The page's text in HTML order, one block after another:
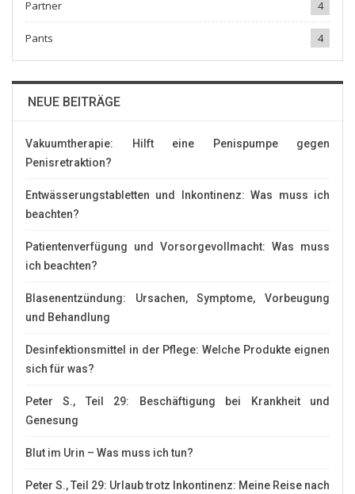
Partner 4
Pants 4
NEUE BEITRÄGE
Vakuumtherapie: Hilft eine Penispumpe gegen
Penisretraktion?
Entwässerungstabletten und Inkontinenz: Was muss ich
beachten?
Patientenverfügung und Vorsorgevollmacht: Was muss
ich beachten?
Blasenentzündung: Ursachen, Symptome, Vorbeugung
und Behandlung
Desinfektionsmittel in der Pflege: Welche Produkte eignen
sich für was?
Peter S., Teil 29: Beschäftigung bei Krankheit und
Genesung
Blut im Urin – Was muss ich tun?
Peter S., Teil 29: Urlaub trotz Inkontinenz: Meine Reise nach